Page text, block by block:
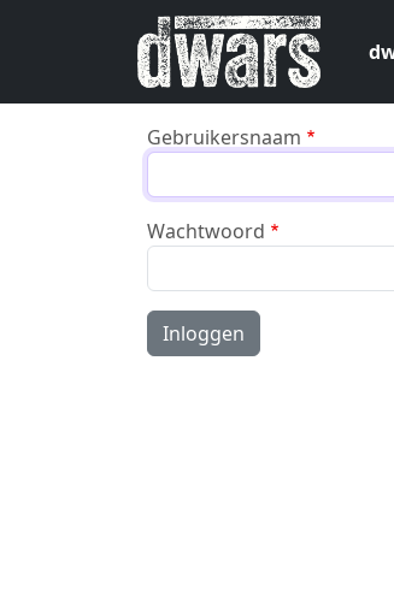
Overslaan en naar de inhoud gaan
Gebruikersnaam
Wachtwoord